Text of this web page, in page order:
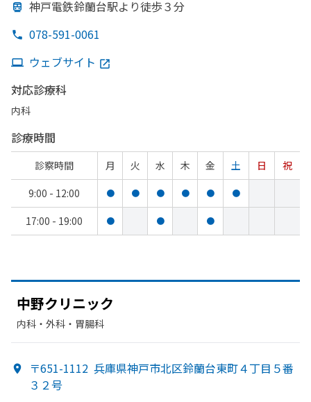
神戸電鉄鈴蘭台駅より徒歩３分
078-591-0061
ウェブサイト
対応診療科
内科
診療時間
診察時間 月 火 水 木 金 土 日
祝
9:00 - 12:00
● ● ● ● ● ●
17:00 - 19:00 ● ● ●
中野クリニック
内科・​外科・​胃腸科
〒651-1112 兵庫県神戸市北区鈴蘭台東町４丁目５番
３２号